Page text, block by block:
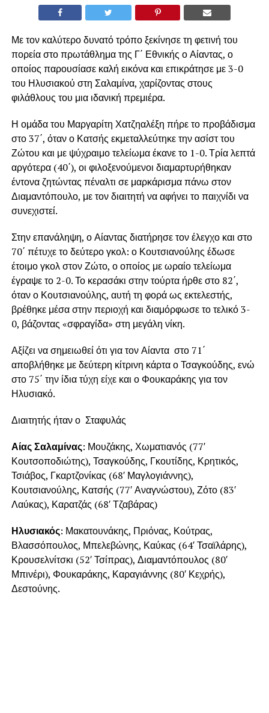
Με τον καλύτερο δυνατό τρόπο ξεκίνησε τη φετινή του
πορεία στο πρωτάθλημα της Γ΄ Εθνικής ο Αίαντας, ο
οποίος παρουσίασε καλή εικόνα και επικράτησε με 3-0
του Ηλυσιακού στη Σαλαμίνα, χαρίζοντας στους
φιλάθλους του μια ιδανική πρεμιέρα.
Η ομάδα του Μαργαρίτη Χατζηαλέξη πήρε το προβάδισμα
στο 37΄, όταν ο Κατσής εκμεταλλεύτηκε την ασίστ του
Ζώτου και με ψύχραιμο τελείωμα έκανε το 1-0. Τρία λεπτά
αργότερα (40΄), οι φιλοξενούμενοι διαμαρτυρήθηκαν
έντονα ζητώντας πέναλτι σε μαρκάρισμα πάνω στον
Διαμαντόπουλο, με τον διαιτητή να αφήνει το παιχνίδι να
συνεχιστεί.
Στην επανάληψη, ο Αίαντας διατήρησε τον έλεγχο και στο
70΄ πέτυχε το δεύτερο γκολ: ο Κουτσιανούλης έδωσε
έτοιμο γκολ στον Ζώτο, ο οποίος με ωραίο τελείωμα
έγραψε το 2-0. Το κερασάκι στην τούρτα ήρθε στο 82΄,
όταν ο Κουτσιανούλης, αυτή τη φορά ως εκτελεστής,
βρέθηκε μέσα στην περιοχή και διαμόρφωσε το τελικό 3-
0, βάζοντας «σφραγίδα» στη μεγάλη νίκη.
Αξίζει να σημειωθεί ότι για τον Αίαντα στο 71΄
αποβλήθηκε με δεύτερη κίτρινη κάρτα ο Τσαγκούδης, ενώ
στο 75΄ την ίδια τύχη είχε και ο Φουκαράκης για τον
Ηλυσιακό.
Διαιτητής ήταν ο Σταφυλάς
Αίας Σαλαμίνας: Μουζάκης, Χωματιανός (77′
Κουτσοποδιώτης), Τσαγκούδης, Γκουτίδης, Κρητικός,
Τσιάβος, Γκαρτζονίκας (68′ Μαγλογιάννης),
Κουτσιανούλης, Κατσής (77′ Αναγνώστου), Ζότο (83′
Λαύκας), Καρατζάς (68′ Τζαβάρας)
Ηλυσιακός: Μακατουνάκης, Πριόνας, Κούτρας,
Βλασσόπουλος, Μπελεβώνης, Καύκας (64′ Τσαϊλάρης),
Κρουσελνίτσκι (52′ Τσίπρας), Διαμαντόπουλος (80′
Μπινέρι), Φουκαράκης, Καραγιάννης (80′ Κεχρής),
Δεστούνης.